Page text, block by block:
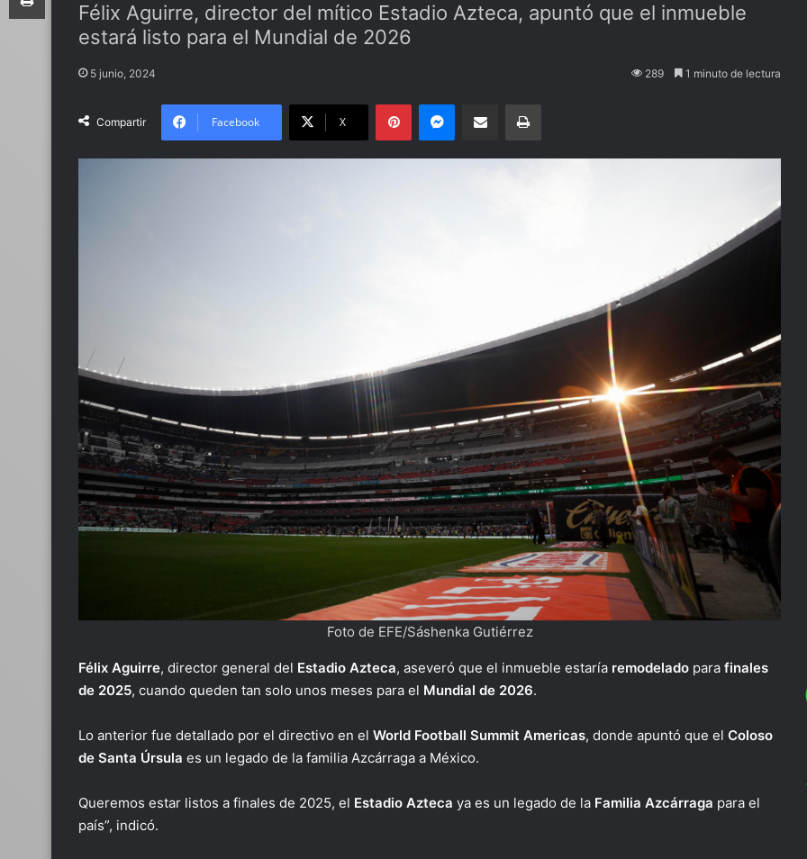
Félix Aguirre, director del mítico Estadio Azteca, apuntó que el inmueble
estará listo para el Mundial de 2026
5 junio, 2024 289 1 minuto de lectura
Compartir Facebook X
PinterestMessenger
Compartir por email Imprimir
Foto de EFE/Sáshenka Gutiérrez
Félix Aguirre, director general del Estadio Azteca, aseveró que el inmueble estaría remodelado para finales
de 2025, cuando queden tan solo unos meses para el Mundial de 2026.
Lo anterior fue detallado por el directivo en el World Football Summit Americas, donde apuntó que el Coloso
de Santa Úrsula es un legado de la familia Azcárraga a México.
Queremos estar listos a finales de 2025, el Estadio Azteca ya es un legado de la Familia Azcárraga para el
país”, indicó.